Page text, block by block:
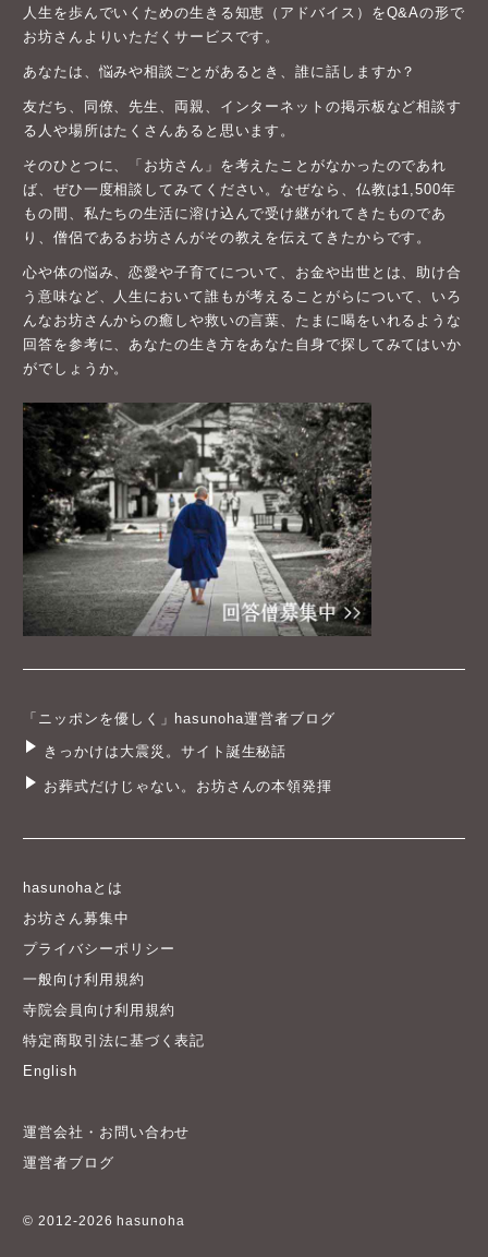
人生を歩んでいくための生きる知恵（アドバイス）をQ&Aの形で
お坊さんよりいただくサービスです。
あなたは、悩みや相談ごとがあるとき、誰に話しますか？
友だち、同僚、先生、両親、インターネットの掲示板など相談す
る人や場所はたくさんあると思います。
そのひとつに、「お坊さん」を考えたことがなかったのであれ
ば、ぜひ一度相談してみてください。なぜなら、仏教は1,500年
もの間、私たちの生活に溶け込んで受け継がれてきたものであ
り、僧侶であるお坊さんがその教えを伝えてきたからです。
心や体の悩み、恋愛や子育てについて、お金や出世とは、助け合
う意味など、人生において誰もが考えることがらについて、いろ
んなお坊さんからの癒しや救いの言葉、たまに喝をいれるような
回答を参考に、あなたの生き方をあなた自身で探してみてはいか
がでしょうか。
「ニッポンを優しく」hasunoha運営者ブログ
きっかけは大震災。サイト誕生秘話
お葬式だけじゃない。お坊さんの本領発揮
hasunohaとは
お坊さん募集中
プライバシーポリシー
一般向け利用規約
寺院会員向け利用規約
特定商取引法に基づく表記
English
運営会社・お問い合わせ
運営者ブログ
© 2012-2026 hasunoha